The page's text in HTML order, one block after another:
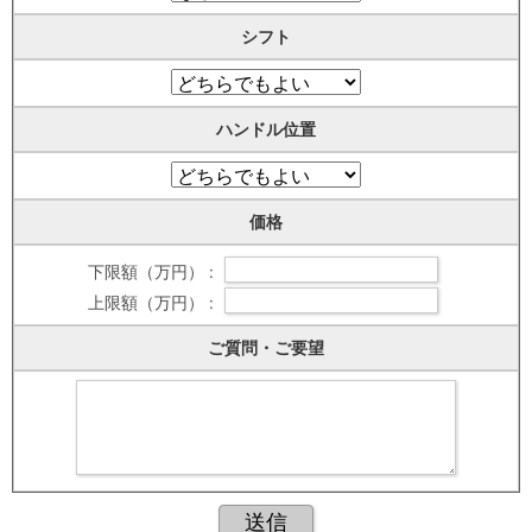
シフト
ハンドル位置
価格
下限額（万円） :
上限額（万円） :
ご質問・ご要望